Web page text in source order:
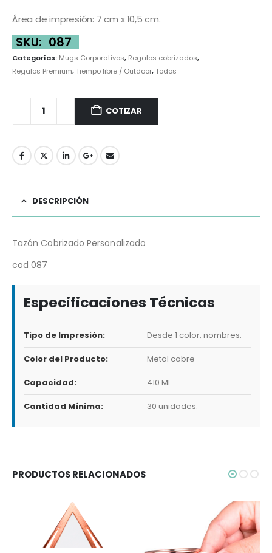
Área de impresión: 7 cm x 10,5 cm.
SKU: 087
Categorías: Mugs Corporativos, Regalos cobrizados,
Regalos Premium,Tiempo libre / Outdoor,Todos
COTIZAR
DESCRIPCIÓN
Tazón Cobrizado Personalizado
cod 087
Especificaciones Técnicas
Tipo de Impresión: Desde 1 color, nombres.
Color del Producto: Metal cobre
Capacidad: 410 Ml.
Cantidad Mínima: 30 unidades.
PRODUCTOS RELACIONADOS